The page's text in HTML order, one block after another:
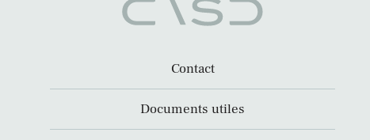
Contact
Documents utiles